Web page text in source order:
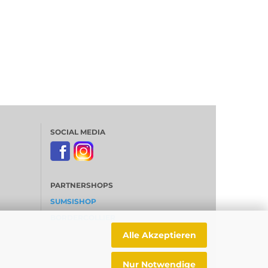
Alle Akzeptieren
Nur Notwendige
SOCIAL MEDIA
PARTNERSHOPS
SUMSISHOP